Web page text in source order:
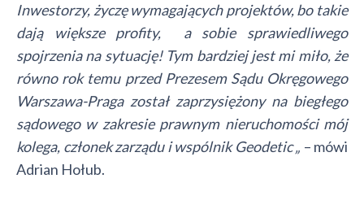
Inwestorzy, życzę wymagających projektów, bo takie
dają większe profity, a sobie sprawiedliwego
spojrzenia na sytuację! Tym bardziej jest mi miło, że
równo rok temu przed Prezesem Sądu Okręgowego
Warszawa-Pragazostał zaprzysiężony na biegłego
sądowego w zakresie prawnym nieruchomości mój
kolega, członek zarządu i wspólnik Geodetic „ – mówi
Adrian Hołub.